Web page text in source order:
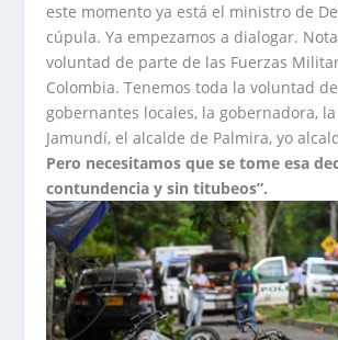
este momento ya está el ministro de
cúpula. Ya empezamos a dialogar.
voluntad de parte de las Fuerzas
Colombia. Tenemos toda la voluntad
gobernantes locales, la gobernadora,
Jamundí, el alcalde de Palmira, yo
Pero necesitamos que se tome esa
contundencia y sin titubeos”.